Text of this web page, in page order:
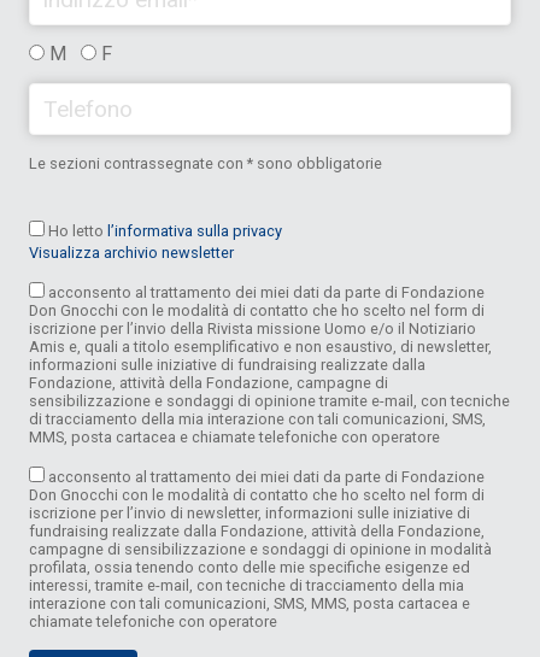
M F
Le sezioni contrassegnate con * sono obbligatorie
Ho letto l’informativa sulla privacy
Visualizza archivio newsletter
acconsento al trattamento dei miei dati da parte di Fondazione
Don Gnocchi con le modalità di contatto che ho scelto nel form di
iscrizione per l’invio della Rivista missione Uomo e/o il Notiziario
Amis e, quali a titolo esemplificativo e non esaustivo, di newsletter,
informazioni sulle iniziative di fundraising realizzate dalla
Fondazione, attività della Fondazione, campagne di
sensibilizzazione e sondaggi di opinione tramite e-mail, con tecniche
di tracciamento della mia interazione con tali comunicazioni, SMS,
MMS, posta cartacea e chiamate telefoniche con operatore
acconsento al trattamento dei miei dati da parte di Fondazione
Don Gnocchi con le modalità di contatto che ho scelto nel form di
iscrizione per l’invio di newsletter, informazioni sulle iniziative di
fundraising realizzate dalla Fondazione, attività della Fondazione,
campagne di sensibilizzazione e sondaggi di opinione in modalità
profilata, ossia tenendo conto delle mie specifiche esigenze ed
interessi, tramite e-mail, con tecniche di tracciamento della mia
interazione con tali comunicazioni, SMS, MMS, posta cartacea e
chiamate telefoniche con operatore